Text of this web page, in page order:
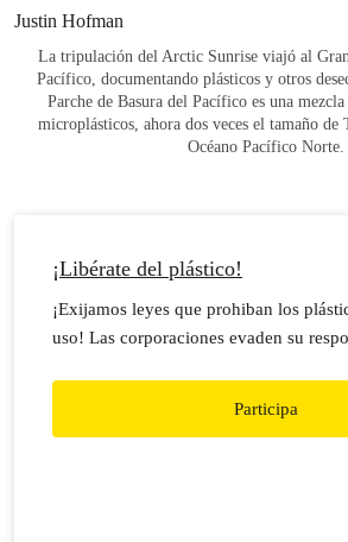
La tripulación del Arctic Sunrise viajó al
Pacífico, documentando plásticos y otros
Parche de Basura del Pacífico es una mezcla
microplásticos, ahora dos veces el tamaño de
Océano Pacífico Norte.
¡Libérate del plástico!
¡Exijamos leyes que prohiban los
uso! Las corporaciones evaden su
Participa